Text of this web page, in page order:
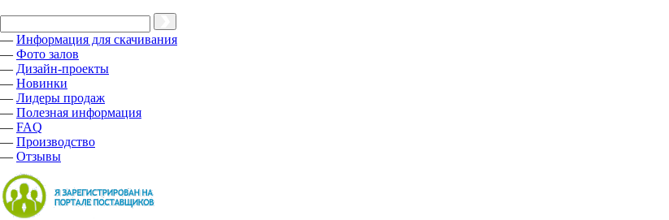
— Информация для скачивания
— Фото залов
— Дизайн-проекты
— Новинки
— Лидеры продаж
— Полезная информация
— FAQ
— Производство
— Отзывы